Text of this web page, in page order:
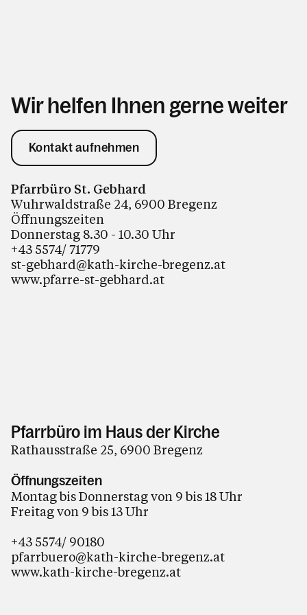
Wir helfen Ihnen gerne weiter
Kontakt aufnehmen
Pfarrbüro St. Gebhard
Wuhrwaldstraße 24, 6900 Bregenz
Öffnungszeiten
Donnerstag 8.30 - 10.30 Uhr
+43 5574/ 71779
st-gebhard@kath-kirche-bregenz.at
www.pfarre-st-gebhard.at
Pfarrbüro im Haus der Kirche
Rathausstraße 25, 6900 Bregenz
Öffnungszeiten
Montag bis Donnerstag von 9 bis 18 Uhr
Freitag von 9 bis 13 Uhr
+43 5574/ 90180
pfarrbuero@kath-kirche-bregenz.at
www.kath-kirche-bregenz.at